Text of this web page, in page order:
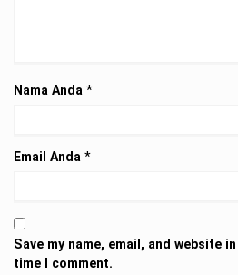
Nama Anda *
Email Anda *
Save my name, email, and website
time I comment.